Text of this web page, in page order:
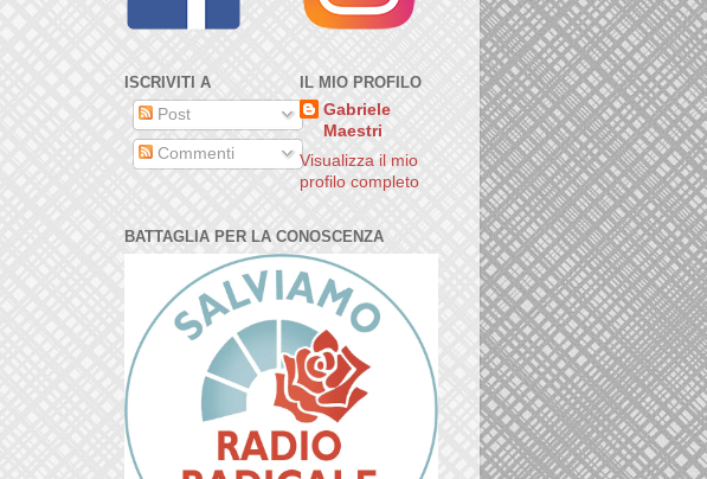
ISCRIVITI A
Post
Commenti
IL MIO PROFILO
Gabriele
Maestri
Visualizza il mio
profilo completo
BATTAGLIA PER LA CONOSCENZA